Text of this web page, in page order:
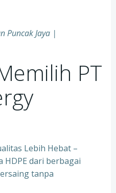
Puncak Jaya |
PT
Lebih Hebat –
HDPE dari berbagai
tanpa